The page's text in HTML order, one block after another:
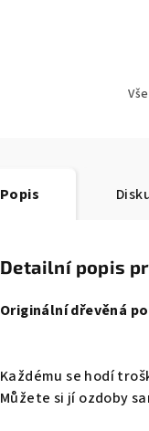
Popis
Detailní popis
Originální dřevěná
Každému se hodí
Můžete si jí ozdoby